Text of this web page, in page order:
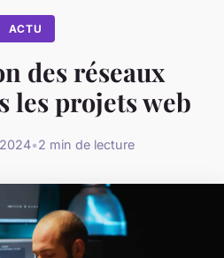
ACTU
des réseaux
les projets web
•2 min de lecture